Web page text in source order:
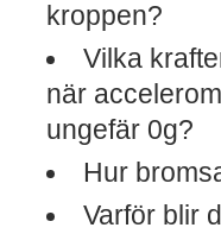
kroppen?
Vilka
när
ungefär 0g?
Hur
Varför blir